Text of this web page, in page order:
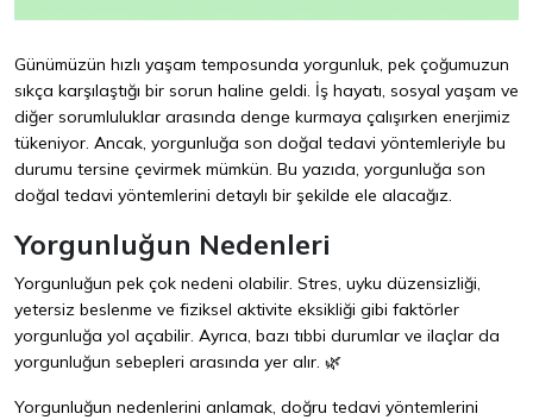
Günümüzün hızlı yaşam temposunda yorgunluk, pek çoğumuzun
sıkça karşılaştığı bir sorun haline geldi. İş hayatı, sosyal yaşam ve
diğer sorumluluklar arasında denge kurmaya çalışırken enerjimiz
tükeniyor. Ancak, yorgunluğa son doğal tedavi yöntemleriyle bu
durumu tersine çevirmek mümkün. Bu yazıda, yorgunluğa son
doğal tedavi yöntemlerini detaylı bir şekilde ele alacağız.
Yorgunluğun Nedenleri
Yorgunluğun pek çok nedeni olabilir. Stres, uyku düzensizliği,
yetersiz beslenme ve fiziksel aktivite eksikliği gibi faktörler
yorgunluğa yol açabilir. Ayrıca, bazı tıbbi durumlar ve ilaçlar da
yorgunluğun sebepleri arasında yer alır. 🌿
Yorgunluğun nedenlerini anlamak, doğru tedavi yöntemlerini